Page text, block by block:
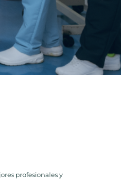
profesionales y